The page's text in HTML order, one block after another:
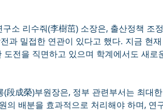
소 리수줘(李樹茁) 소장은, 출산정책 조
과 밀접한 연관이 있다고 했다. 지금 현
전을 직면하고 있으며 학계에서도 새로
段成榮)부원장은, 정부 관련부서는 최대
의 배분을 효과적으로 처리해야 하며, 연